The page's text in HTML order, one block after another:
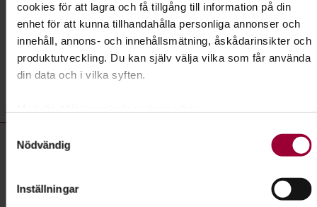
cookies för att lagra och få tillgång till information på din
enhet för att kunna tillhandahålla personliga annonser och
innehåll, annons- och innehållsmätning, åskådarinsikter och
produktutveckling. Du kan själv välja vilka som får använda
din data och i vilka syften.
kan ha en noggrannhet på upp till flera meter
Ta reda på mer om hur dina personliga uppgifter behandlas
Nödvändig
Inställningar
Läs mer om ämnet
Liknande kurser inom
Studiecirkel/kurs:
Plats